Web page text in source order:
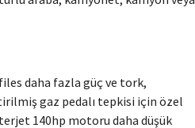
daha fazla güç ve tork,
gaz pedalı tepkisi için özel
140hp motoru daha düşük